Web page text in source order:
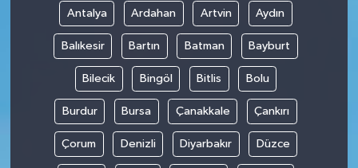
Antalya Ardahan Artvin Aydın
Balıkesir Bartın Batman Bayburt
Bilecik Bingöl Bitlis Bolu
Burdur Bursa Çanakkale Çankırı
Çorum Denizli Diyarbakır Düzce